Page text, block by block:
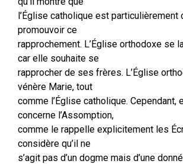
l’Église catholique est particulièrement
promouvoir ce
rapprochement. L’Église orthodoxe se
car elle souhaite se
rapprocher de ses frères. L’Église
vénère Marie, tout
comme l’Église catholique. Cependant,
concerne l’Assomption,
comme le rappelle explicitement les
considère qu’il ne
s’agit pas d’un dogme mais d’une